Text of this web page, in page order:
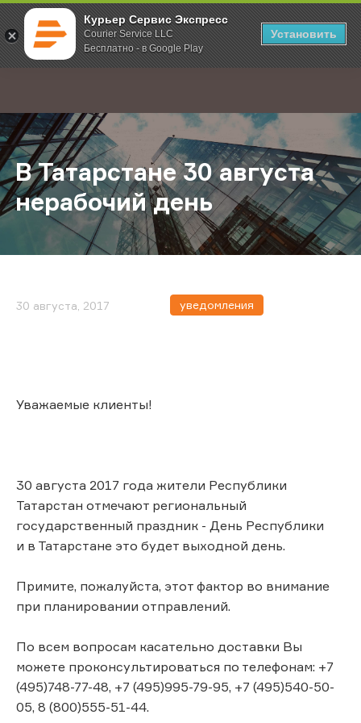
Курьер Сервис Экспресс
Courier Service LLC
Бесплатно - в Google Play
Установить
; Главная О компании Новости В Татарстане 30 августа
В Татарстане 30 августа
нерабочий день
30 августа, 2017 уведомления
Уважаемые клиенты!
30 августа 2017 года жители Республики
Татарстан отмечают региональный
государственный праздник - День Республики
и в Татарстане это будет выходной день.
Примите, пожалуйста, этот фактор во внимание
при планировании отправлений.
По всем вопросам касательно доставки Вы
можете проконсультироваться по телефонам: +7
(495)748-77-48, +7 (495)995-79-95, +7 (495)540-50-
05, 8 (800)555-51-44.